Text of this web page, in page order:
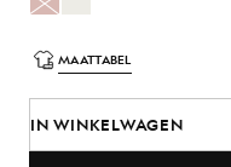
MAATTABEL
IN WINKELWAGEN